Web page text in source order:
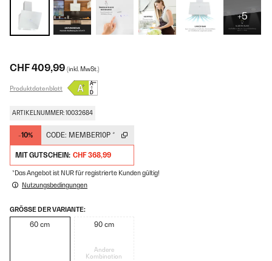
+5
CHF 409,99 (inkl. MwSt.)
Produktdatenblatt
ARTIKELNUMMER: 10032684
-10% CODE: MEMBER10P *
MIT GUTSCHEIN: CHF 368,99
*Das Angebot ist NUR für registrierte Kunden gültig!
Nutzungsbedingungen
GRÖSSE DER VARIANTE:
60 cm 90 cm
Andere
Kombination